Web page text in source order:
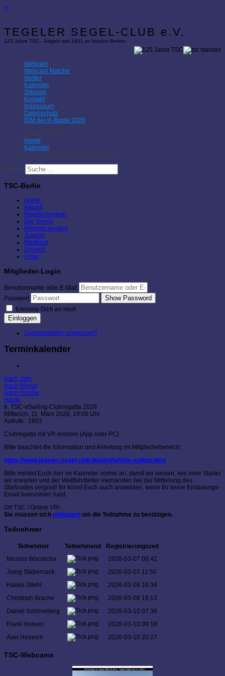
×
TEGELER SEGEL-CLUB e.V.
125 Jahre TSC - Segeln seit 1901 im Norden Berlins
Webcam
Webcam Malche
Wetter
Kalender
Sitemap
Kontakt
Impressum
Datenschutz
IDM der H-Boote 2026
Aktuelle Seite:
Home
Kalender
8. TSC-eSailing-Clubregatta 2026
Suchen
TSC-Berlin
Home
Aktuell
Rundschreiben
Der Verein
Mitglied werden
Jugend
Wettfahrt
Umwelt
Links
Mitglieder-Login
Benutzername oder E-Mail
Passwort
Show Password
Erinnere Dich an mich
Einloggen
Zugangsdaten vergessen?
Terminkalender
Nach Jahr
Nach Monat
Nach Woche
Heute
8. TSC-eSailing-Clubregatta 2026
Mittwoch, 11. März 2026, 19:00 Uhr
Aufrufe : 1603
Clubregatta mit VR-Inshore (App oder PC)
Bitte beachtet die Information und Anleitung im Mitgliederbereich:
https://www.tegeler-segel-club.de/wettfahrt/e-sailing.html
Bitte meldet Euch hier im Kalender vorher an, damit wir wissen, wie viele Starter
wir erwarten und der Wettfahrtleiter niemanden bei der Mitteilung des
Startcodes vergisst! Ihr könnt Euch auch anmelden, wenn Ihr keine Einladungs-
Email bekommen habt.
Ort TSC / Online VRI
Sie müssen sich einloggen um die Teilnahme zu bestätigen.
Teilnehmer
Nicolas Warzecha
2026-03-07 08:42
Joerg Stabernack
2026-03-07 11:50
Hauke Stiehl
2026-03-08 16:34
Christoph Brache
2026-03-08 18:13
Daniel Schöneberg
2026-03-10 07:36
Frank Hobein
2026-03-10 09:18
Axel Heinrich
2026-03-10 20:27
Teilnehmer Teilnehmend Registrierungszeit
TSC-Webcams